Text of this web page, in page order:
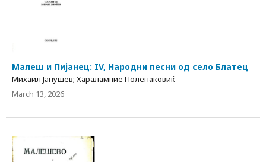
Малеш и Пијанец: IV, Народни песни од село Блатец
Михаил Јанушев; Харалампие Поленаковиќ
March 13, 2026